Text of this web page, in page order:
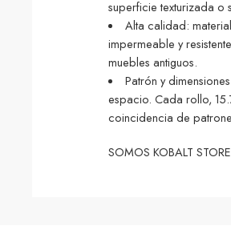
superficie texturizada o
Alta calidad:
impermeable y
muebles antiguos.
Patrón y
espacio. Cada rollo,
coincidencia de
SOMOS KOBALT STORE